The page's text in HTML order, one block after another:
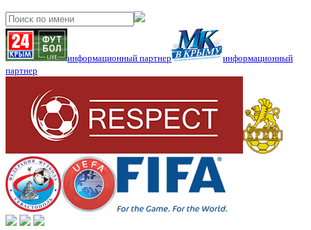
информационный партнер
информационный
партнер